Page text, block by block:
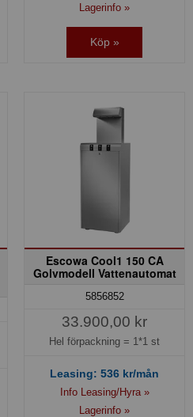
Lagerinfo »
Köp »
Escowa Cool1 150 CA
Golvmodell Vattenautomat
5856852
33.900,00 kr
Hel förpackning = 1*1 st
Leasing: 536 kr/mån
Info Leasing/Hyra »
Lagerinfo »